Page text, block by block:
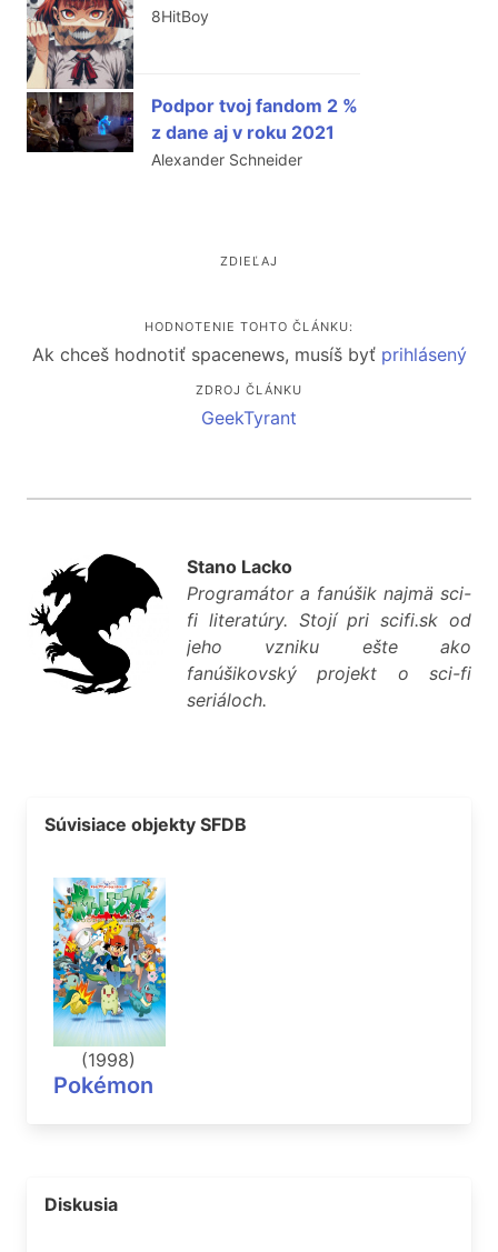
8HitBoy
Podpor tvoj fandom 2 %
z dane aj v roku 2021
Alexander Schneider
ZDIEĽAJ
HODNOTENIE TOHTO ČLÁNKU:
Ak chceš hodnotiť spacenews, musíš byť prihlásený
ZDROJ ČLÁNKU
GeekTyrant
Stano Lacko
Programátor a fanúšik najmä sci-
fi literatúry. Stojí pri scifi.sk od
jeho vzniku ešte ako
fanúšikovský projekt o sci-fi
seriáloch.
Súvisiace objekty SFDB
(1998)
Pokémon
Diskusia